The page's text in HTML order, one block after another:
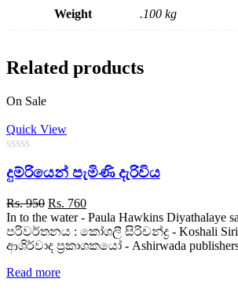
Weight .100 kg
Related products
On Sale
Quick View
out
of
5
දුම්රියෙන් පැමිණි දැරිවිය
Rs.950 Original
price
was:
Rs. 950.
Rs. 760Current
price
is:
Rs. 760.
In to the water - Paula Hawkins Diyathalaye
පරිවර්තනය : කෝශලී සිරිචන්ද්‍ර - Koshali
ආශිර්වාද ප්‍රකාශකයෝ - Ashirwada
Read more